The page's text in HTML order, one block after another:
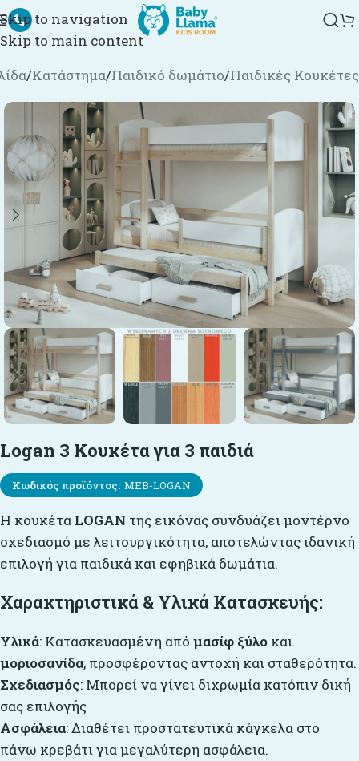
Skip to navigation
Skip to main content
/Κατάστημα/Παιδικό δωμάτιο/Παιδικές Κουκέτες
Logan 3 Κουκέτα για 3 παιδιά
Κωδικός προϊόντος: MEB-LOGAN
Η κουκέτα LOGAN της εικόνας συνδυάζει μοντέρνο
σχεδιασμό με λειτουργικότητα, αποτελώντας ιδανική
επιλογή για παιδικά και εφηβικά δωμάτια.
Χαρακτηριστικά & Υλικά Κατασκευής:
Υλικά: Κατασκευασμένη από μασίφ ξύλο και
μοριοσανίδα, προσφέροντας αντοχή και σταθερότητα.
Σχεδιασμός: Μπορεί να γίνει διχρωμία κατόπιν δική
σας επιλογής
Ασφάλεια: Διαθέτει προστατευτικά κάγκελα στο
πάνω κρεβάτι για μεγαλύτερη ασφάλεια.